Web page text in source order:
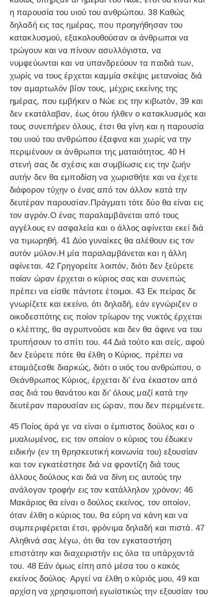
η παρουσία του υιού του ανθρώπου. 38 Καθώς
δηλαδή εις τας ημέρας, που προηγήθησαν του
κατακλυσμού, εξακολουθούσαν οι άνθρωποι να
τρώγουν και να πίνουν ασυλλόγιστα, να
νυμφεύωνται και να υπανδρεύουν τα παιδιά των,
χωρίς να τους έρχεται καμμία σκέψις μετανοίας διά
τον αμαρτωλόν βίον τους, μέχρις εκείνης της
ημέρας, που εμβήκεν ο Νώε εις την κιβωτόν, 39 και
δεν εκατάλαβαν, έως ότου ήλθεν ο κατακλυσμός και
τους συνεπήρεν όλους, έτσι θα γίνη και η παρουσία
του υιού του ανθρώπου έξαφνα και χωρίς να την
περιμένουν οι άνθρωποι της ματαιότητος. 40 Η
στενή σας δε σχέσις και συμβίωσις εις την ζωήν
αυτήν δεν θα εμποδίση να χωρισθήτε και να έχετε
διάφορον τύχην ο ένας από τον άλλον κατά την
δευτέραν παρουσίαν.Πράγματι τότε δύο θα είναι εις
τον αγρόν.Ο ένας παραλαμβάνεται από τους
αγγέλους εν ασφαλεία και ο άλλος αφίνεται εκεί διά
να τιμωρηθή. 41 Δύο γυναίκες θα αλέθουν εις τον
αυτόν μύλον.Η μία παραλαμβάνεται και η άλλη
αφίνεται. 42 Γρηγορείτε λοιπόν, διότι δεν ξεύρετε
ποίαν ώραν έρχεται ο κύριος σας και συνεπώς
πρέπει να είσθε πάντοτε έτοιμοι. 43 Εκ πείρας δε
γνωρίζετε και εκείνο, ότι δηλαδή, εάν εγνώριζεν ο
οικοδεσπότης εις ποίον τρίωρον της νυκτός έρχεται
ο κλέπτης, θα αγρυπνούσε και δεν θα άφινε να του
τρυπήσουν το σπίτι του. 44 Διά τούτο και σείς, αφού
δεν ξεύρετε πότε θα έλθη ο Κύριος, πρέπει να
ετοιμάζεσθε διαρκώς, διότι ο υιός του ανθρώπου, ο
Θεάνθρωπος Κύριος, έρχεται δι’ ένα έκαστον από
σας διά του θανάτου και δι’ όλους μαζί κατά την
δευτέραν παρουσίαν εις ώραν, που δεν περιμένετε.
45 Ποίος άρά γε να είναι ο έμπιστος δούλος και ο
μυαλωμένος, εις τον οποίον ο κύριος του έδωκεν
ειδικήν (εν τη θρησκευτική κοινωνία του) εξουσίαν
και τον εγκατέστησε διά να φροντίζη διά τους
άλλους δούλους και διά να δίνη εις αυτούς την
ανάλογον τροφήν εις τον κατάλληλον χρόνον; 46
Μακάριος θα είναι ο δούλος εκείνος, τον οποίον,
όταν έλθη ο κύριος του, θα εύρη να κάνη και να
συμπεριφέρεται έτσι, φρόνιμα δηλαδή και πιστά. 47
Αληθινά σας λέγω, ότι θα τον εγκαταστήση
επιστάτην και διαχειριστήν εις όλα τα υπάρχοντά
του. 48 Εάν όμως είπη από μέσα του ο κακός
εκείνος δούλος· Αργεί να έλθη ο κύριός μου, 49 και
αρχίση να χρησιμοποιή εγωϊστικώς την εξουσίαν του